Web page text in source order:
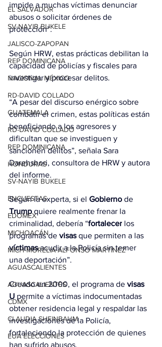
EL SALVADOR
SV-NAYIB BUKELE
JALISCO-ZAPOPAN
REP DOMINICANA
NACIONAL MÉXICO
RD-DAVID COLLADO
GUATEMALA
RD-DAVID COLLADO
REP DOMINICANA
HONDURAS
SV-NAYIB BUKELE
ENCUESTAS
EDOMEX
MICHOACÁN
MICH-MORELIA-ALFONSO MARTÍNEZ
AGUASCALIENTES
AGUASCALIENTES
CDMX
CLAUDIA SHEINBAUM
EUA ELECCIONES
impide a muchas víctimas denunciar
abusos o solicitar órdenes de
protección”.
Según HRW, estas prácticas debilitan la
capacidad de policías y fiscales para
investigar y procesar delitos.
“A pesar del discurso enérgico sobre
combatir el crimen, estas políticas están
beneficiando a los agresores y
dificultan que se investiguen y
sancionen delitos”, señala Sara
Darehshori, consultora de HRW y autora
del informe.
Según la experta, si el Gobierno de
Trump quiere realmente frenar la
criminalidad, debería “fortalecer los
programas de visas que permiten a las
víctimas acudir a la Policía sin temer
una deportación”.
Creado en 2000, el programa de visas
U permite a víctimas indocumentadas
obtener residencia legal y respaldar las
investigaciones de la Policía,
fortaleciendo la protección de quienes
han sufrido abusos.